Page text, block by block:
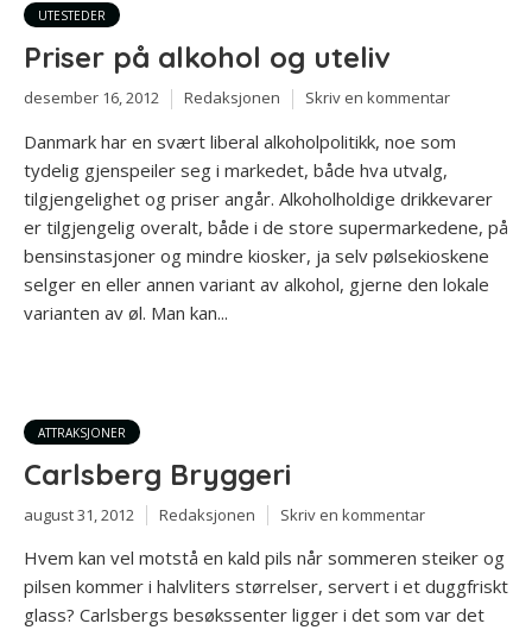
UTESTEDER
Priser på alkohol og uteliv
desember 16, 2012 Redaksjonen Skriv en kommentar
Danmark har en svært liberal alkoholpolitikk, noe som
tydelig gjenspeiler seg i markedet, både hva utvalg,
tilgjengelighet og priser angår. Alkoholholdige drikkevarer
er tilgjengelig overalt, både i de store supermarkedene, på
bensinstasjoner og mindre kiosker, ja selv pølsekioskene
selger en eller annen variant av alkohol, gjerne den lokale
varianten av øl. Man kan...
ATTRAKSJONER
Carlsberg Bryggeri
august 31, 2012 Redaksjonen Skriv en kommentar
Hvem kan vel motstå en kald pils når sommeren steiker og
pilsen kommer i halvliters størrelser, servert i et duggfriskt
glass? Carlsbergs besøkssenter ligger i det som var det